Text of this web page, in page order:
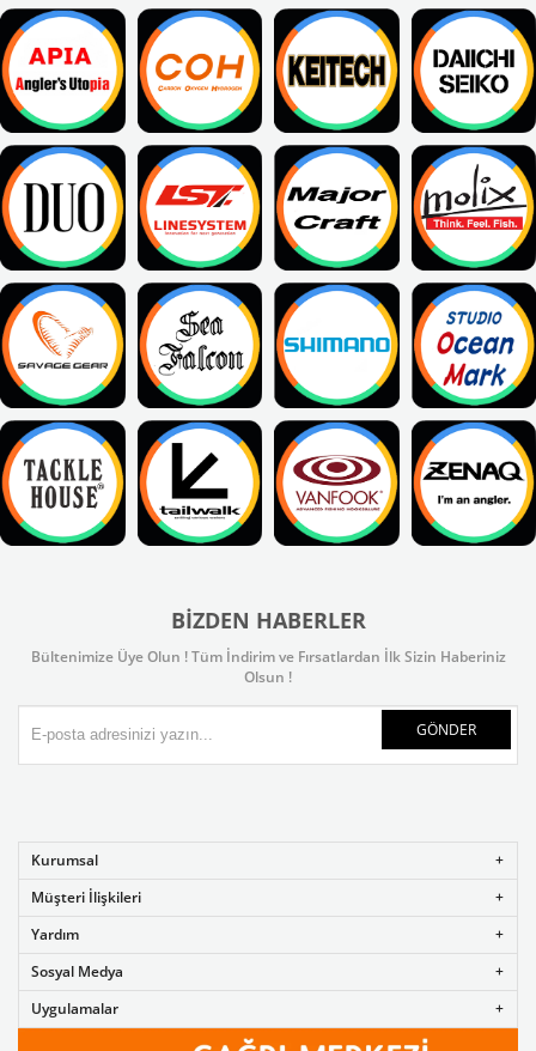
BIZDEN HABERLER
Bültenimize Üye Olun ! Tüm İndirim ve Fırsatlardan İlk Sizin Haberiniz
Olsun !
GÖNDER
Kurumsal
Müşteri İlişkileri
Yardım
Sosyal Medya
Uygulamalar